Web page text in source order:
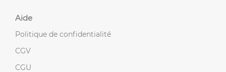
Aide
Politique de confidentialité
CGV
CGU